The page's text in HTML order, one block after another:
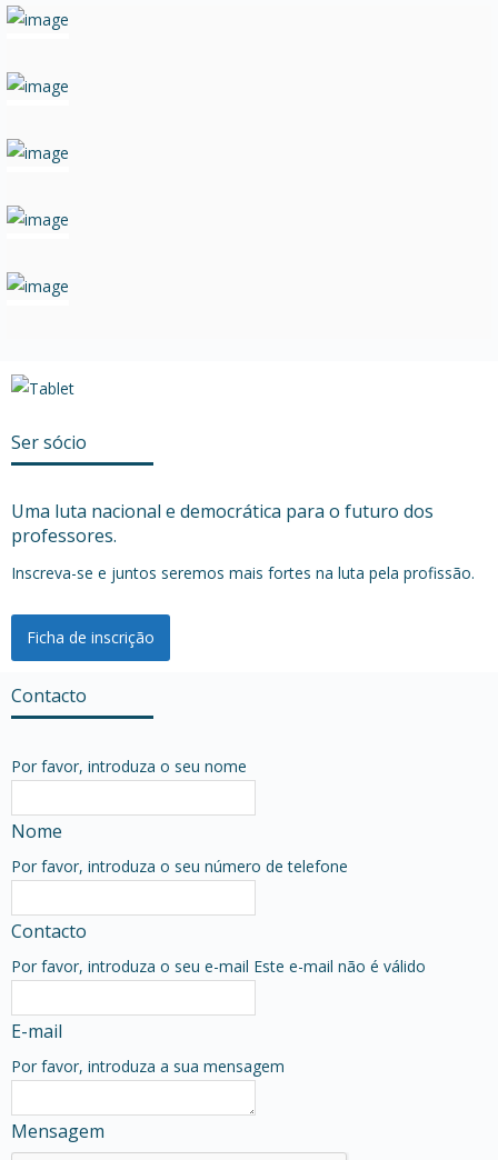
Ser sócio
Uma luta nacional e democrática para o futuro dos
professores.
Inscreva-se e juntos seremos mais fortes na luta pela profissão.
Ficha de inscrição
Contacto
Por favor, introduza o seu nome
Nome
Por favor, introduza o seu número de telefone
Contacto
Por favor, introduza o seu e-mail Este e-mail não é válido
E-mail
Por favor, introduza a sua mensagem
Mensagem